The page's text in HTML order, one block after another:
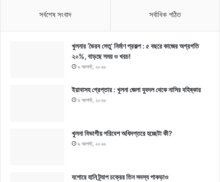
সর্বশেষ সংবাদ সর্বাধিক পঠিত
খুলনার ‘ভৈরব সেতু’ নির্মাণ প্রকল্প : ৫ বছরে কাজের অগ্রগতি
২০%, বাড়ছে সময় ও খরচ!
৯ আগস্ট, ২০২৬
ইয়াবাসহ গ্রেপ্তার : খুলনা জেলা যুবদল থেকে নাসির বহিষ্কার
৯ আগস্ট, ২০২৬
খুলনা বিভাগীয় পরিবেশ অধিদপ্তরে হচ্ছেটা কী?
৯ আগস্ট, ২০২৬
যশোরে হানি ট্র্যাপ চক্রের তিন সদস্য পাকড়াও